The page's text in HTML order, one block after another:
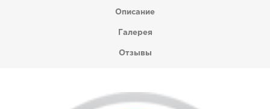
Описание
Галерея
Отзывы